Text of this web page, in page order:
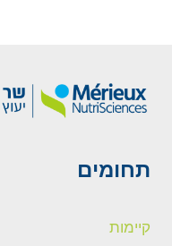
תחומים
קיימות